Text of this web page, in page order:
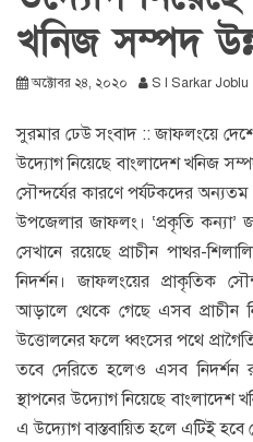
খনিজ সম্পদ
অক্টোবর ২৪, ২০২০ S I Sarkar Joblu
সুরমার ঢেউ সংবাদ :: জাফলংয়ে
উদ্যোগ নিয়েছে বাংলাদেশ খনিজ
সৌন্দর্যের কারণে পর্যটকদের অন্যতম
উপজেলার জাফলং। ‘প্রকৃতি কন্যা’
সেখানে রয়েছে প্রাচীন পাথর-
নিদর্শন। জাফলংয়ের প্রাকৃতিক
আড়ালে থেকে গেছে এসব প্রাচীন
উত্তোলনের ফলে ধ্বংসের পথে
তবে দেরিতে হলেও এসব নিদর্শন
স্থাপনের উদ্যোগ নিয়েছে বাংলাদেশ
এ উদ্যোগ বাস্তবায়িত হলে এটিই হবে